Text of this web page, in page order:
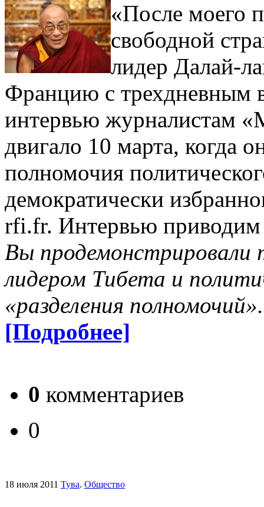
«После моего
свободной
лидер Далай-
Францию с трехдневным
интервью журналистам
двигало 10 марта, когда
полномочия
демократически
rfi.fr. Интервью
Вы
лидером Тибета и
«разделения
[Подробнее]
0 комментариев
0
18 июля 2011 Тува. Общество